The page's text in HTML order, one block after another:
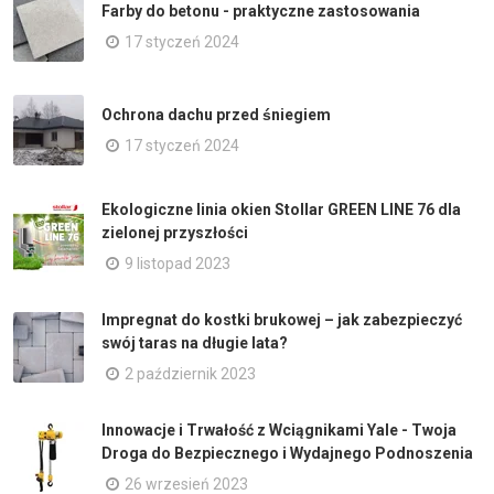
Farby do betonu - praktyczne zastosowania
17 styczeń 2024
Ochrona dachu przed śniegiem
17 styczeń 2024
Ekologiczne linia okien Stollar GREEN LINE 76 dla
zielonej przyszłości
9 listopad 2023
Impregnat do kostki brukowej – jak zabezpieczyć
swój taras na długie lata?
2 październik 2023
Innowacje i Trwałość z Wciągnikami Yale - Twoja
Droga do Bezpiecznego i Wydajnego Podnoszenia
26 wrzesień 2023